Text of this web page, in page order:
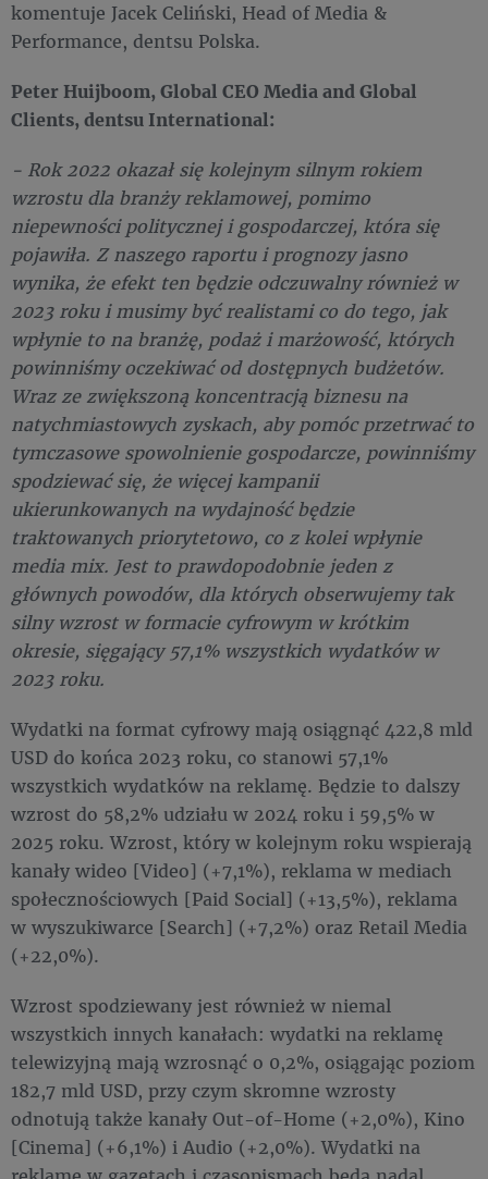
komentuje Jacek Celiński, Head of Media &
Performance, dentsu Polska.
Peter Huijboom, Global CEO Media and Global
Clients, dentsu International:
- Rok 2022 okazał się kolejnym silnym rokiem
wzrostu dla branży reklamowej, pomimo
niepewności politycznej i gospodarczej, która się
pojawiła. Z naszego raportu i prognozy jasno
wynika, że efekt ten będzie odczuwalny również w
2023 roku i musimy być realistami co do tego, jak
wpłynie to na branżę, podaż i marżowość, których
powinniśmy oczekiwać od dostępnych budżetów.
Wraz ze zwiększoną koncentracją biznesu na
natychmiastowych zyskach, aby pomóc przetrwać to
tymczasowe spowolnienie gospodarcze, powinniśmy
spodziewać się, że więcej kampanii
ukierunkowanych na wydajność będzie
traktowanych priorytetowo, co z kolei wpłynie
media mix. Jest to prawdopodobnie jeden z
głównych powodów, dla których obserwujemy tak
silny wzrost w formacie cyfrowym w krótkim
okresie, sięgający 57,1% wszystkich wydatków w
2023 roku.
Wydatki na format cyfrowy mają osiągnąć 422,8 mld
USD do końca 2023 roku, co stanowi 57,1%
wszystkich wydatków na reklamę. Będzie to dalszy
wzrost do 58,2% udziału w 2024 roku i 59,5% w
2025 roku. Wzrost, który w kolejnym roku wspierają
kanały wideo [Video] (+7,1%), reklama w mediach
społecznościowych [Paid Social] (+13,5%), reklama
w wyszukiwarce [Search] (+7,2%) oraz Retail Media
(+22,0%).
Wzrost spodziewany jest również w niemal
wszystkich innych kanałach: wydatki na reklamę
telewizyjną mają wzrosnąć o 0,2%, osiągając poziom
182,7 mld USD, przy czym skromne wzrosty
odnotują także kanały Out-of-Home (+2,0%), Kino
[Cinema] (+6,1%) i Audio (+2,0%). Wydatki na